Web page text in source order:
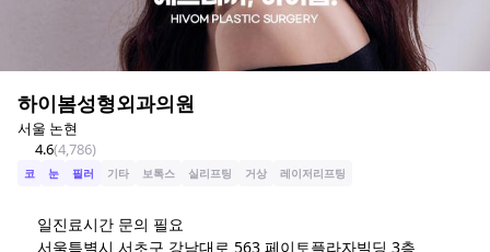
하이봄성형외과의원
서울 논현
4.6(4,786)
코 눈 필러 기타 보톡스 실리프팅 거상 레이저리프팅
일진료시간 문의 필요
서울특별시 서초구 강남대로 563 페이토플라자빌딩 3층